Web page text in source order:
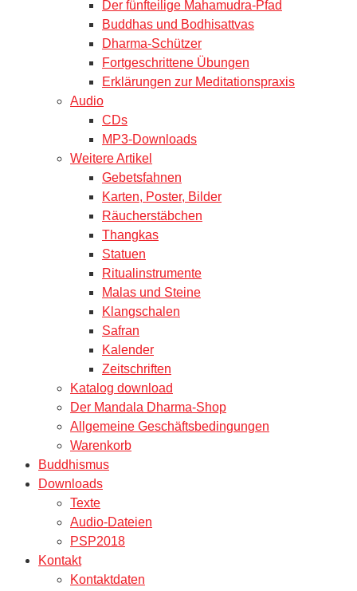
Der fünfteilige Mahamudra-Pfad
Buddhas und Bodhisattvas
Dharma-Schützer
Fortgeschrittene Übungen
Erklärungen zur Meditationspraxis
Audio
CDs
MP3-Downloads
Weitere Artikel
Gebetsfahnen
Karten, Poster, Bilder
Räucherstäbchen
Thangkas
Statuen
Ritualinstrumente
Malas und Steine
Klangschalen
Safran
Kalender
Zeitschriften
Katalog download
Der Mandala Dharma-Shop
Allgemeine Geschäftsbedingungen
Warenkorb
Buddhismus
Downloads
Texte
Audio-Dateien
PSP2018
Kontakt
Kontaktdaten